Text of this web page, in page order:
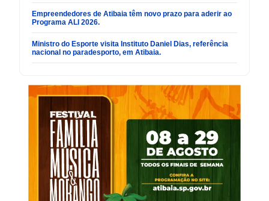
Empreendedores de Atibaia têm novo prazo para aderir ao
Programa ALI 2026.
Ministro do Esporte visita Instituto Daniel Dias, referência
nacional no paradesporto, em Atibaia.